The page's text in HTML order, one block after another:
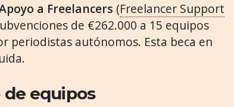
a Freelancers (Freelancer Support
de €262.000 a 15 equipos
periodistas autónomos. Esta beca en
equipos